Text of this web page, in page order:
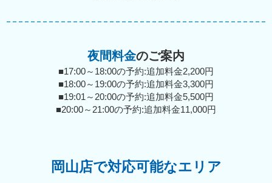
夜間料金のご案内
■17:00～18:00の予約:追加料金2,200円
■18:00～19:00の予約:追加料金3,300円
■19:01～20:00の予約:追加料金5,500円
■20:00～21:00の予約:追加料金11,000円
岡山店で対応可能なエリア